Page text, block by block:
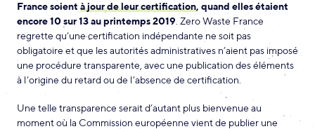
France soient à jour de leur certification, quand elles étaient
encore 10 sur 13 au printemps 2019. Zero Waste France
regrette qu’une certification indépendante ne soit pas
obligatoire et que les autorités administratives n’aient pas imposé
une procédure transparente, avec une publication des éléments
à l’origine du retard ou de l’absence de certification.
Une telle transparence serait d’autant plus bienvenue au
moment où la Commission européenne vient de publier une